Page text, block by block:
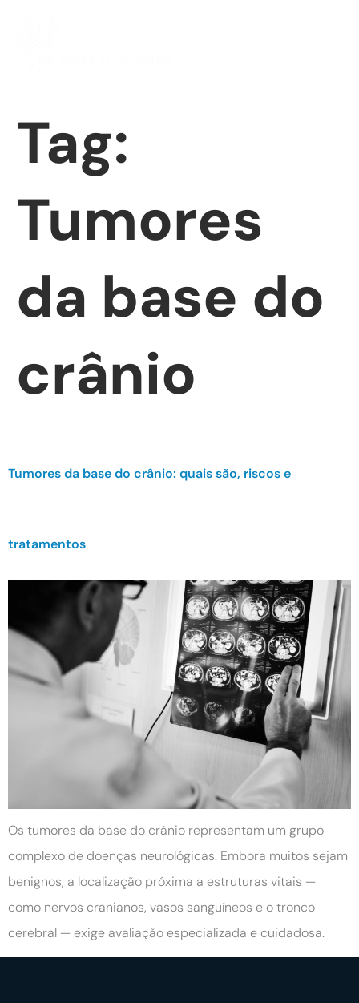
Tag:
Tumores
da base do
crânio
Tumores da base do crânio: quais são, riscos e
tratamentos
Os tumores da base do crânio representam um grupo
complexo de doenças neurológicas. Embora muitos sejam
benignos, a localização próxima a estruturas vitais —
como nervos cranianos, vasos sanguíneos e o tronco
cerebral — exige avaliação especializada e cuidadosa.